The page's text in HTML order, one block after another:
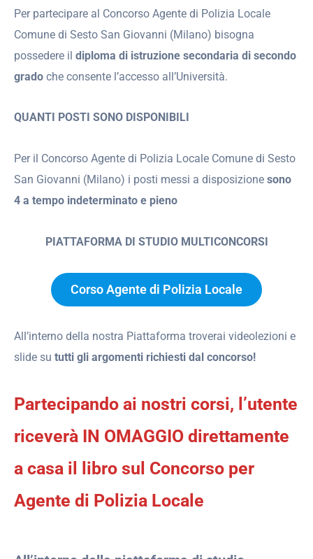
Per partecipare al Concorso Agente di Polizia Locale
Comune di Sesto San Giovanni (Milano) bisogna
possedere il diploma di istruzione secondaria di secondo
grado che consente l’accesso all’Università.
QUANTI POSTI SONO DISPONIBILI
Per il Concorso Agente di Polizia Locale Comune di Sesto
San Giovanni (Milano) i posti messi a disposizione sono
4 a tempo indeterminato e pieno
PIATTAFORMA DI STUDIO MULTICONCORSI
Corso Agente di Polizia Locale
All’interno della nostra Piattaforma troverai videolezioni e
slide su tutti gli argomenti richiesti dal concorso!
Partecipando ai nostri corsi, l’utente
riceverà IN OMAGGIO direttamente
a casa il libro sul Concorso per
Agente di Polizia Locale